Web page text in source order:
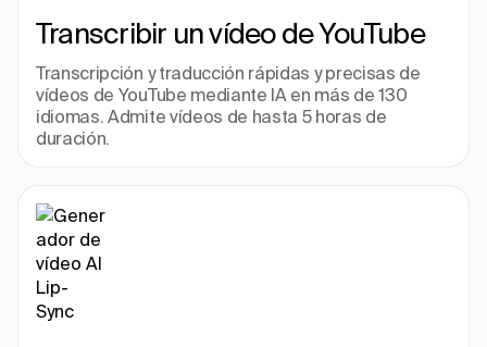
Transcribir un vídeo de YouTube
Transcripción y traducción rápidas y precisas de
vídeos de YouTube mediante IA en más de 130
idiomas. Admite vídeos de hasta 5 horas de
duración.